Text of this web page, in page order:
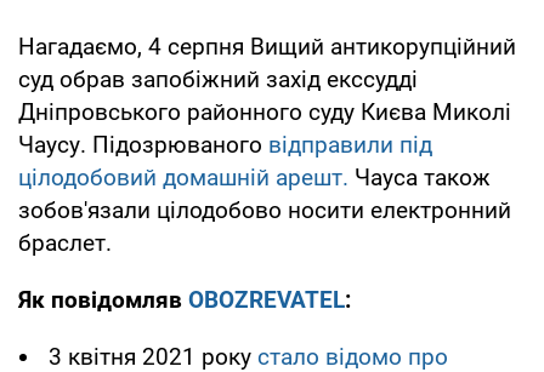
Нагадаємо, 4 серпня Вищий антикорупційний
суд обрав запобіжний захід екссудді
Дніпровського районного суду Києва Миколі
Чаусу. Підозрюваного відправили під
цілодобовий домашній арешт. Чауса також
зобов'язали цілодобово носити електронний
браслет.
Як повідомляв OBOZREVATEL:
3 квітня 2021 року стало відомо про